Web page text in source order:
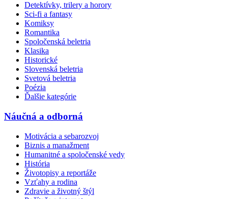
Detektívky, trilery a horory
Sci-fi a fantasy
Komiksy
Romantika
Spoločenská beletria
Klasika
Historické
Slovenská beletria
Svetová beletria
Poézia
Ďalšie kategórie
Náučná a odborná
Motivácia a sebarozvoj
Biznis a manažment
Humanitné a spoločenské vedy
História
Životopisy a reportáže
Vzťahy a rodina
Zdravie a životný štýl